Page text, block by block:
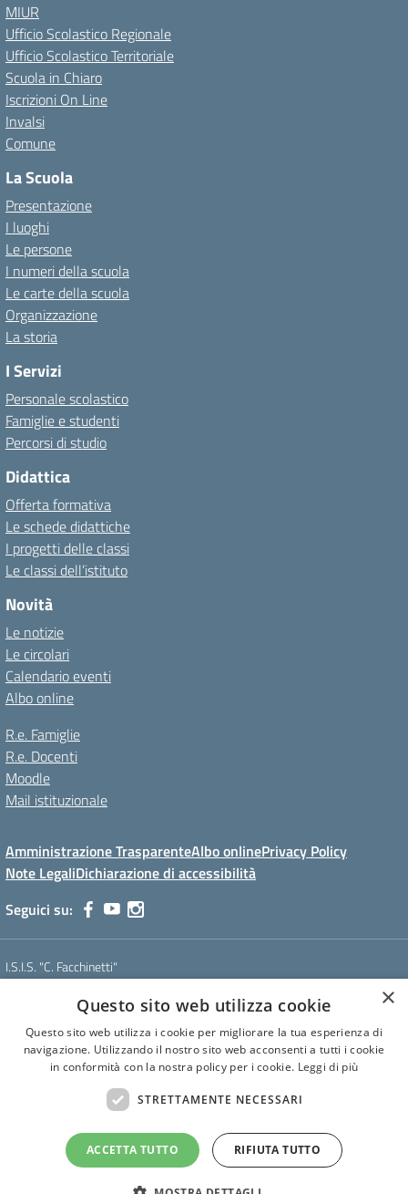
MIUR
Ufficio Scolastico Regionale
Ufficio Scolastico Territoriale
Scuola in Chiaro
Iscrizioni On Line
Invalsi
Comune
La Scuola
Presentazione
I luoghi
Le persone
I numeri della scuola
Le carte della scuola
Organizzazione
La storia
I Servizi
Personale scolastico
Famiglie e studenti
Percorsi di studio
Didattica
Offerta formativa
Le schede didattiche
I progetti delle classi
Le classi dell’istituto
Novità
Le notizie
Le circolari
Calendario eventi
Albo online
R.e. Famiglie
R.e. Docenti
Moodle
Mail istituzionale
Amministrazione TrasparenteAlbo onlinePrivacy Policy
Note LegaliDichiarazione di accessibilità
Seguici su:
I.S.I.S. "C. Facchinetti"
Tel. 0331 635718 - E-mail: vais01900e@istruzione.it - Pec:
vais01900e@pec.istruzione.it
Codice meccanografico: VAIS01900E
Codice Fiscale: 81009250127
Concept & Design by Designers Italia
×
Questo sito web utilizza cookie
Questo sito web utilizza i cookie per migliorare la tua esperienza di
navigazione. Utilizzando il nostro sito web acconsenti a tutti i cookie
in conformità con la nostra policy per i cookie. Leggi di più
STRETTAMENTE NECESSARI
ACCETTA TUTTO RIFIUTA TUTTO